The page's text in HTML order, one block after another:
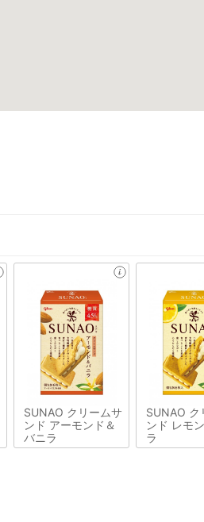
SUNAO クリームサ
ンド アーモンド＆
バニラ
SUNAO ク
ンド レモ
ラ